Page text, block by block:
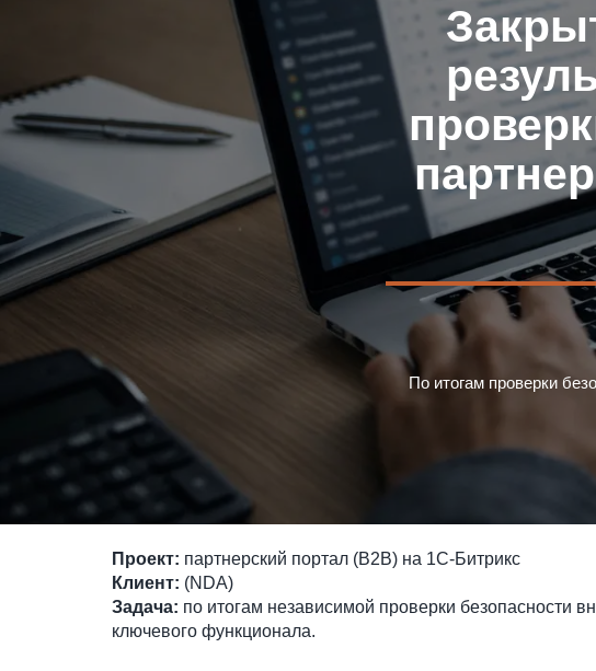
По итогам проверки
Проект: партнерский портал (B2B) на 1С-Битрикс
Клиент: (NDA)
Задача: по итогам независимой проверки безопасности
ключевого функционала.